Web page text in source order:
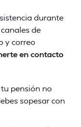
durante
de
y correo
en contacto
pensión no
sopesar con